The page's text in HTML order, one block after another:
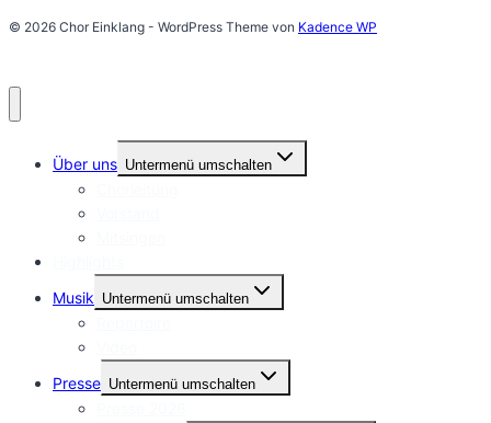
© 2026 Chor Einklang - WordPress Theme von Kadence WP
Über uns Untermenü umschalten
Musik Untermenü umschalten
Presse Untermenü umschalten